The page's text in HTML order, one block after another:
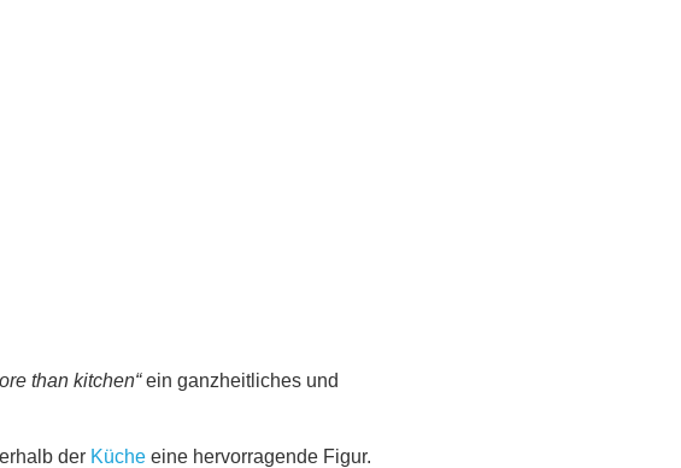
than kitchen“ein ganzheitliches und
der Küche eine hervorragende Figur.